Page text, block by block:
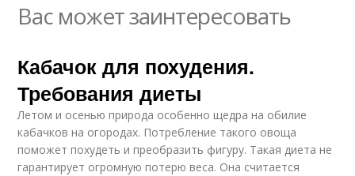
Вас может заинтересовать
Кабачок для похудения.
Требования диеты
Летом и осенью природа особенно щедра на обилие
кабачков на огородах. Потребление такого овоща
поможет похудеть и преобразить фигуру. Такая диета не
гарантирует огромную потерю веса. Она считается